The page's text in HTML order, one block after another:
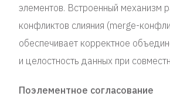
элементов. Встроенный механизм
конфликтов слияния (merge-
обеспечивает корректное
и целостность данных при
Поэлементное согласование